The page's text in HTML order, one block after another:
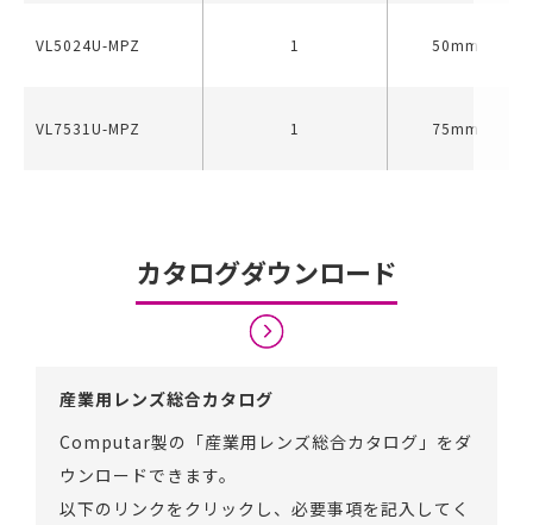
VL5024U-MPZ 1 50mm
VL7531U-MPZ 1 75mm
カタログダウンロード
産業用レンズ総合カタログ
Computar製の「産業用レンズ総合カタログ」をダ
ウンロードできます。
以下のリンクをクリックし、必要事項を記入してく